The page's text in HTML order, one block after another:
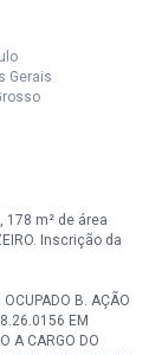
Gerais
178 m² de área
Inscrição da
B. AÇÃO
EM
A CARGO DO